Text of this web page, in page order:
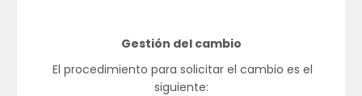
Gestión del cambio
El procedimiento para solicitar el cambio es el
siguiente: